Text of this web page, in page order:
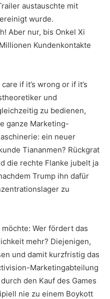
austauschte mit
wurde.
Aber nur, bis Onkel Xi
Kundenkontakte
if it’s wrong or if it’s
und
zu bedienen,
ganze Marketing-
ein neuer
Tiananmen? Rückgrat
die rechte Flanke jubelt ja
Trump ihn dafür
zu
Wer fördert das
mehr? Diejenigen,
und damit kurzfristig das
Marketingabteilung
den Kauf des Games
nie zu einem Boykott